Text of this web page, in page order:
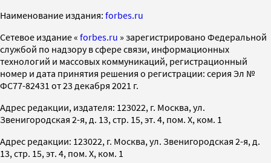
Наименование издания: forbes.ru
Cетевое издание « forbes.ru » зарегистрировано Федеральной
службой по надзору в сфере связи, информационных
технологий и массовых коммуникаций, регистрационный
номер и дата принятия решения о регистрации: серия Эл №
ФС77-82431 от 23 декабря 2021 г.
Адрес редакции, издателя: 123022, г. Москва, ул.
Звенигородская 2-я, д. 13, стр. 15, эт. 4, пом. X, ком. 1
Адрес редакции: 123022, г. Москва, ул. Звенигородская 2-я, д.
13, стр. 15, эт. 4, пом. X, ком. 1